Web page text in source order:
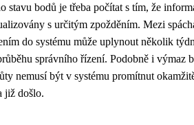
stavu bodů je třeba počítat s tím, že
s určitým zpožděním. Mezi
do systému může uplynout několik
správního řízení. Podobně i výmaz
nemusí být v systému promítnut
již došlo.